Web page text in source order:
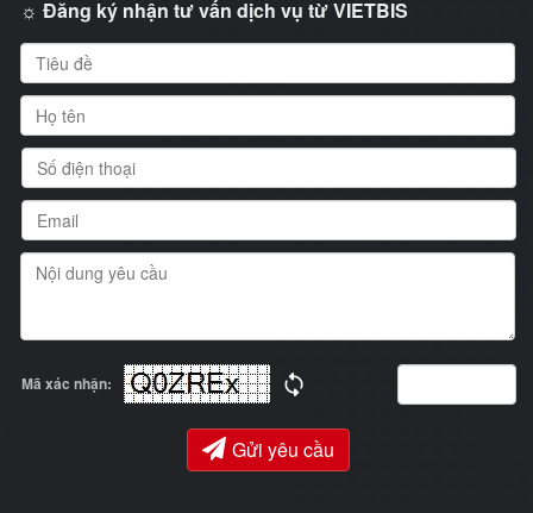
☼ Đăng ký nhận tư vấn dịch vụ từ VIETBIS
Mã xác nhận:
Gửi yêu cầu